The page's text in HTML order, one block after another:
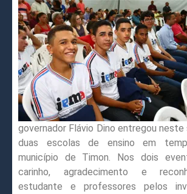
governador Flávio Dino entregou neste
duas escolas de ensino em
município de Timon. Nos dois
carinho, agradecimento e
estudante e professores pelos